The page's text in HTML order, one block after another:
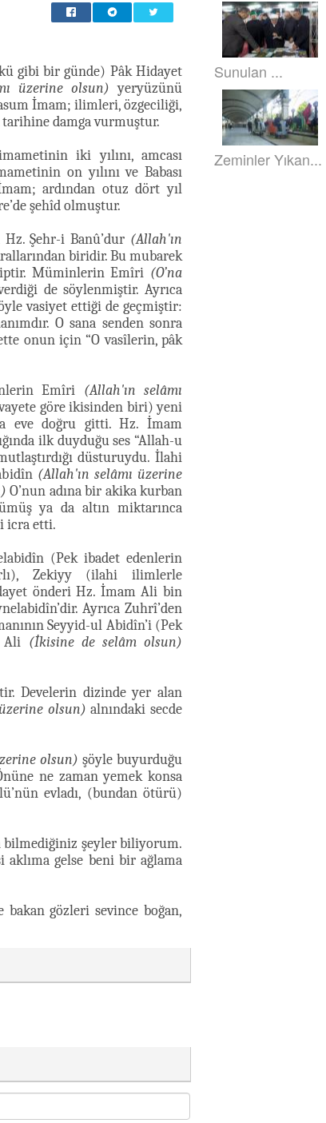
gibi bir günde) Pâk Hidayet
üzerine olsun) yeryüzünü
İmam; ilimleri, özgeciliği,
tarihine damga vurmuştur.
iki yılını, amcası
on yılını ve Babası
ardından otuz dört yıl
şehîd olmuştur.
Hz. Şehr-i Banû’dur (Allah'ın
biridir. Bu mubarek
Müminlerin Emîri (O’na
de söylenmiştir. Ayrıca
vasiyet ettiği de geçmiştir:
O sana senden sonra
onun için “O vasîlerin, pâk
Emîri (Allah'ın selâmı
göre ikisinden biri) yeni
eve doğru gitti. Hz. İmam
ilk duyduğu ses “Allah-u
düsturuydu. İlahi
(Allah'ın selâmı üzerine
O’nun adına bir akika kurban
ya da altın miktarınca
icra etti.
(Pek ibadet edenlerin
Zekiyy (ilahi ilimlerle
önderi Hz. İmam Ali bin
Ayrıca Zuhrî’den
Seyyid-ul Abidîn’i (Pek
Ali (İkisine de selâm olsun)
Develerin dizinde yer alan
olsun) alnındaki secde
olsun) şöyle buyurduğu
ne zaman yemek konsa
evladı, (bundan ötürü)
bilmediğiniz şeyler biliyorum.
aklıma gelse beni bir ağlama
gözleri sevince boğan,
Sunulan ...
Zeminler Yıkan...